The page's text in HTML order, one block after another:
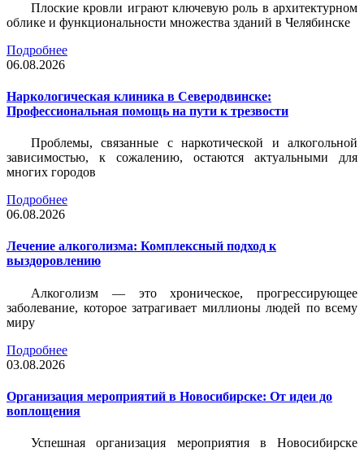
Плоские кровли играют ключевую роль в архитектурном
облике и функциональности множества зданий в Челябинске
Подробнее
06.08.2026
Наркологическая клиника в Северодвинске:
Профессиональная помощь на пути к трезвости
Проблемы, связанные с наркотической и алкогольной
зависимостью, к сожалению, остаются актуальными для
многих городов
Подробнее
06.08.2026
Лечение алкоголизма: Комплексный подход к
выздоровлению
Алкоголизм — это хроническое, прогрессирующее
заболевание, которое затрагивает миллионы людей по всему
миру
Подробнее
03.08.2026
Организация мероприятий в Новосибирске: От идеи до
воплощения
Успешная организация мероприятия в Новосибирске